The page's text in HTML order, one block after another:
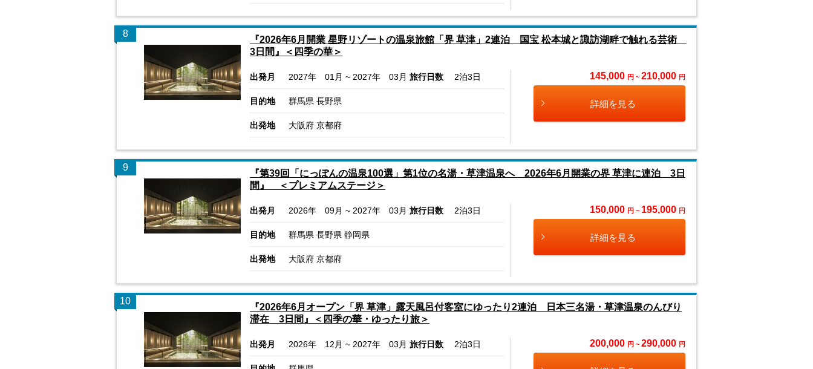
8
『2026年6月開業 星野リゾートの温泉旅館「界 草津」2連泊 国宝 松本城と諏訪湖畔で触れる芸術
3日間』＜四季の華＞
出発月 2027年 01月 ~ 2027年 03月 旅行日数 2泊3日
目的地 群馬県 長野県
出発地 大阪府 京都府
145,000 円 ~ 210,000 円
詳細を見る
9
『第39回「にっぽんの温泉100選」第1位の名湯・草津温泉へ 2026年6月開業の界 草津に連泊 3日
間』 ＜プレミアムステージ＞
出発月 2026年 09月 ~ 2027年 03月 旅行日数 2泊3日
目的地 群馬県 長野県 静岡県
出発地 大阪府 京都府
150,000 円 ~ 195,000 円
詳細を見る
10
『2026年6月オープン「界 草津」露天風呂付客室にゆったり2連泊 日本三名湯・草津温泉のんびり
滞在 3日間』＜四季の華・ゆったり旅＞
出発月 2026年 12月 ~ 2027年 03月 旅行日数 2泊3日 200,000 円 ~ 290,000 円